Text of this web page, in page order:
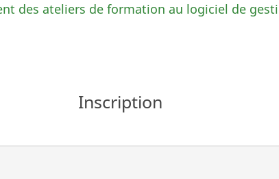
des ateliers de formation au logiciel de
Inscription